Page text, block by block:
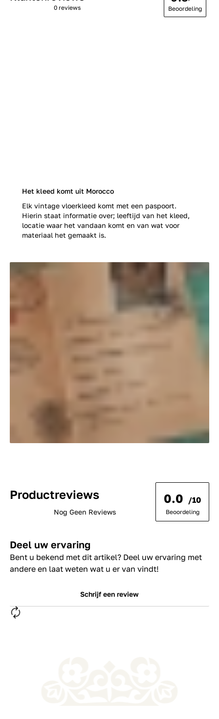
Het kleed komt uit Morocco
Elk vintage vloerkleed komt met een paspoort.
Hierin staat informatie over; leeftijd van het kleed,
locatie waar het vandaan komt en van wat voor
materiaal het gemaakt is.
0 reviews Beoordeling
Productreviews
Nog Geen Reviews
0.0 /10
Beoordeling
Deel uw ervaring
Bent u bekend met dit artikel? Deel uw ervaring met
andere en laat weten wat u er van vindt!
Schrijf een review